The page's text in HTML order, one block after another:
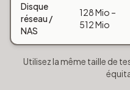
Disque
réseau /
NAS
128 Mio –
512 Mio
Utilisez la même taille de